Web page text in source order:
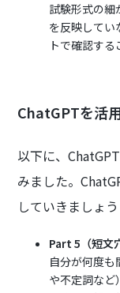
試験形式の細
を反映してい
トで確認する
ChatGPTを活
以下に、
みました。
していきましょう
Part 5（短文
自分が何度
や不定詞など